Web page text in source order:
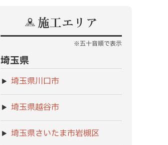
施工エリア
※五十音順で表示
埼玉県
埼玉県川口市
埼玉県越谷市
埼玉県さいたま市岩槻区